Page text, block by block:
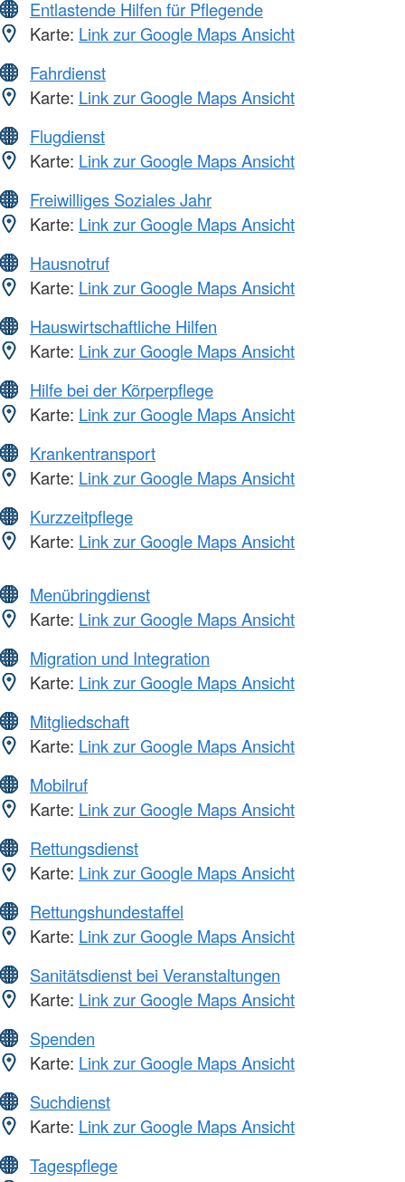
Entlastende Hilfen für Pflegende
Karte: Link zur Google Maps Ansicht
Fahrdienst
Karte: Link zur Google Maps Ansicht
Flugdienst
Karte: Link zur Google Maps Ansicht
Freiwilliges Soziales Jahr
Karte: Link zur Google Maps Ansicht
Hausnotruf
Karte: Link zur Google Maps Ansicht
Hauswirtschaftliche Hilfen
Karte: Link zur Google Maps Ansicht
Hilfe bei der Körperpflege
Karte: Link zur Google Maps Ansicht
Krankentransport
Karte: Link zur Google Maps Ansicht
Kurzzeitpflege
Karte: Link zur Google Maps Ansicht
Menübringdienst
Karte: Link zur Google Maps Ansicht
Migration und Integration
Karte: Link zur Google Maps Ansicht
Mitgliedschaft
Karte: Link zur Google Maps Ansicht
Mobilruf
Karte: Link zur Google Maps Ansicht
Rettungsdienst
Karte: Link zur Google Maps Ansicht
Rettungshundestaffel
Karte: Link zur Google Maps Ansicht
Sanitätsdienst bei Veranstaltungen
Karte: Link zur Google Maps Ansicht
Spenden
Karte: Link zur Google Maps Ansicht
Suchdienst
Karte: Link zur Google Maps Ansicht
Tagespflege